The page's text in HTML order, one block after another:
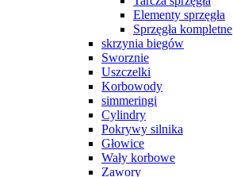
Elementy sprzęgła
Sprzęgła kompletne
skrzynia biegów
Sworznie
Uszczelki
Korbowody
simmeringi
Cylindry
Pokrywy silnika
Głowice
Wały korbowe
Zawory